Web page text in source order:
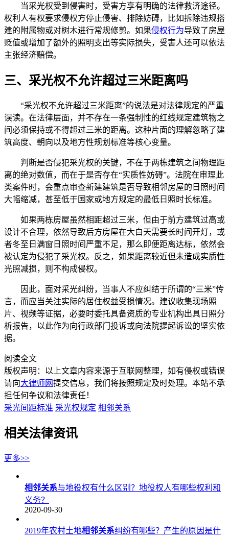
当采光权受到侵害时，受害方享有明确的法律救济途径。
权利人有权要求侵权方停止侵害、排除妨碍，比如拆除违规搭
建的附属物或对树木进行常规修剪。如果侵权行为导致了房屋
贬值或增加了额外的照明支出等实际损失，受害人还可以依法
主张经济赔偿。
三、采光权不允许超过三米距离吗
“采光权不允许超过三米距离”的说法是对法律规定的严重
误读。在法律层面，并不存在一条强制性的红线规定建筑物之
间必须保持或不得超过三米的距离。这种片面的理解忽略了建
筑高度、朝向以及地方性规划标准等核心变量。
判断是否侵犯采光权的关键，不在于两栋建筑之间物理距
离的绝对数值，而在于是否存在“实质性妨碍”。法院在审理此
类案件时，会重点审查新建建筑是否导致相邻房屋的日照时间
大幅缩减，甚至低于国家或地方规定的最低日照时长标准。
如果两栋房屋虽然相距超过三米，但由于前方建筑过高或
设计不合理，依然导致后方房屋在大白天需要长时间开灯，或
者冬至日满窗日照时间严重不足，那么即便距离达标，依然会
被认定为侵犯了采光权。反之，如果距离较近但未造成实质性
光照减损，则不构成侵权。
因此，面对采光纠纷，当事人不应纠结于所谓的“三米”传
言，而应当关注实际的居住权益受损情况。建议收集现场照
片、视频等证据，必要时委托具备资质的专业机构出具日照分
析报告，以此作为向行政部门投诉或向法院提起诉讼的坚实依
据。
阅读全文
版权声明：以上文章内容来源于互联网整理，如有侵权或错误
请向大律师网提交信息，我们将按照规定及时处理。本站不承
担任何争议和法律责任！
采光间距标准 采光权规定 相邻关系
相关法律资讯
更多>>
相邻关系与地役权有什么区别？地役权人有哪些权利和
义务？
2020-09-30
2019年农村土地相邻关系纠纷有哪些？产生的原因是什